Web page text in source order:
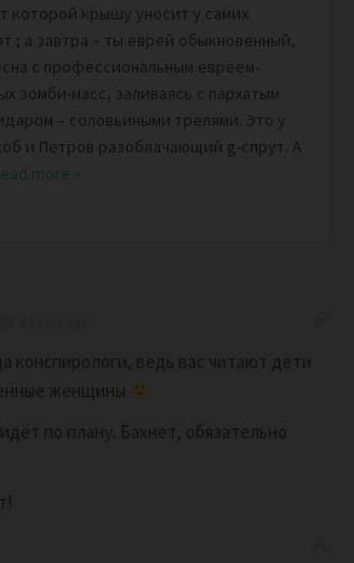
которой крышу уносит у самих
; а завтра – ты еврей обыкновенный,
с профессиональным евреем-
зомби-масс, заливаясь с пархатым
– соловьиными трелями. Это у
и Петров разоблачающий g-спрут. А
more »
конспирологи, ведь вас читают дети
женщины
по плану. Бахнет, обязательно